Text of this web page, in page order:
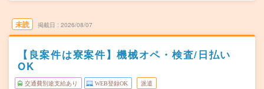
未読 掲載日 2026/08/07
【良案件は寮案件】機械オペ・検査/日払い
OK
交通費別途支給あり WEB登録OK 派遣